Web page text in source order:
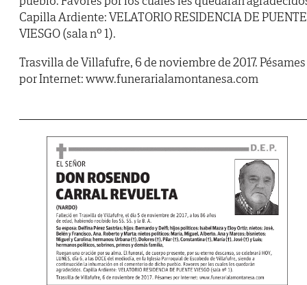
Capilla Ardiente: VELATORIO RESIDENCIA DE PUENTE
VIESGO (sala nº 1).
Trasvilla de Villafufre, 6 de noviembre de 2017. Pésames
por Internet: www.funerarialamontanesa.com